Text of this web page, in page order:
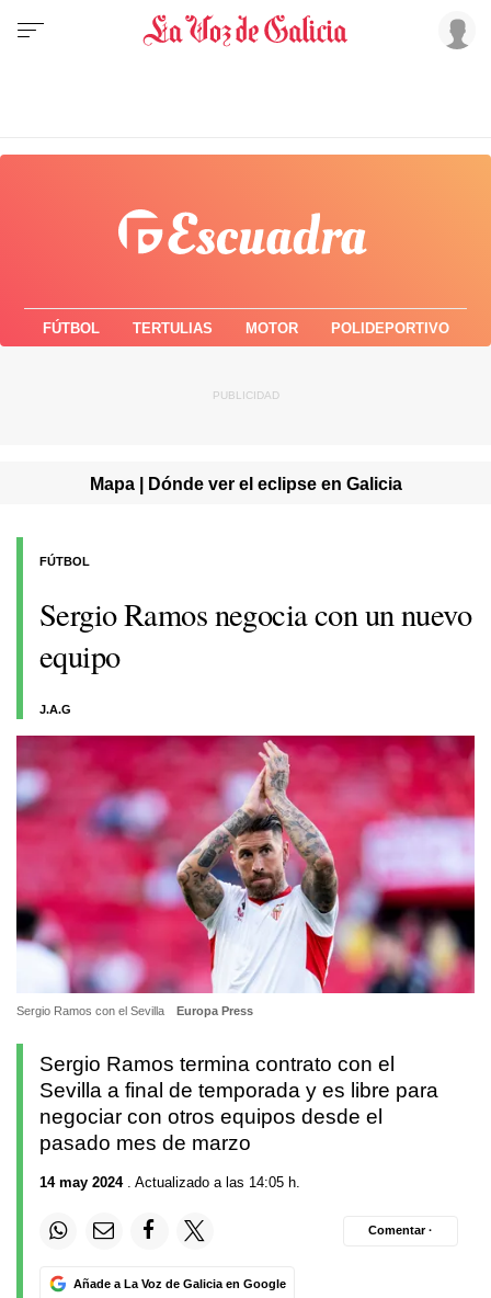
FÚTBOL TERTULIAS MOTOR POLIDEPORTIVO
Mapa | Dónde ver el eclipse en Galicia
Sergio Ramos negocia con un nuevo
equipo
J.A.G
FÚTBOL
Sergio Ramos con el Sevilla Europa Press
Sergio Ramos termina contrato con el
Sevilla a final de temporada y es libre para
negociar con otros equipos desde el
pasado mes de marzo
14 may 2024. Actualizado a las 14:05 h.
Añade a La Voz de Galicia en Google
Comentar ·